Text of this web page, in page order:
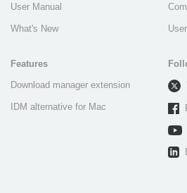
User Manual
What's New
Features
Download manager extension
IDM alternative for Mac